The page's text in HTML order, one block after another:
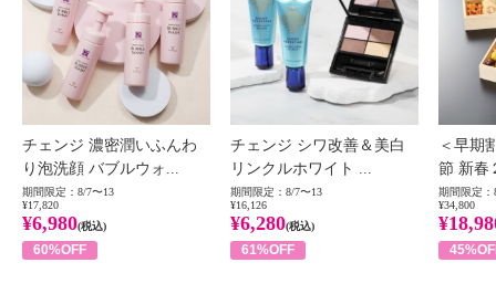
チェンジ 濃密潤いふんわ
り泡洗顔 バブルウォ...
期間限定：8/7〜13
¥17,820
¥6,980(税込)
60%OFF
チェンジ シワ改善＆美白
リンクルホワイト ...
期間限定：8/7〜13
¥16,126
¥6,280(税込)
61%OFF
＜早期
節 新春
期間限定：
¥34,800